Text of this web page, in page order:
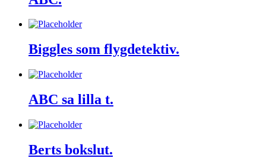
Biggles som flygdetektiv.
ABC sa lilla t.
Berts bokslut.